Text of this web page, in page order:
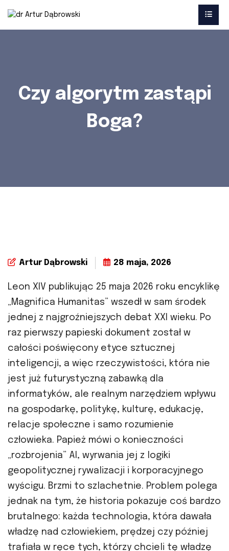
Czy algorytm zastąpi
Boga?
Artur Dąbrowski 28 maja, 2026
Leon XIV publikując 25 maja 2026 roku encyklikę
„Magnifica Humanitas” wszedł w sam środek
jednej z najgroźniejszych debat XXI wieku. Po
raz pierwszy papieski dokument został w
całości poświęcony etyce sztucznej
inteligencji, a więc rzeczywistości, która nie
jest już futurystyczną zabawką dla
informatyków, ale realnym narzędziem wpływu
na gospodarkę, politykę, kulturę, edukację,
relacje społeczne i samo rozumienie
człowieka. Papież mówi o konieczności
„rozbrojenia” AI, wyrwania jej z logiki
geopolitycznej rywalizacji i korporacyjnego
wyścigu. Brzmi to szlachetnie. Problem polega
jednak na tym, że historia pokazuje coś bardzo
brutalnego: każda technologia, która dawała
władzę nad człowiekiem, prędzej czy później
trafiała w ręce tych, którzy chcieli tę władzę